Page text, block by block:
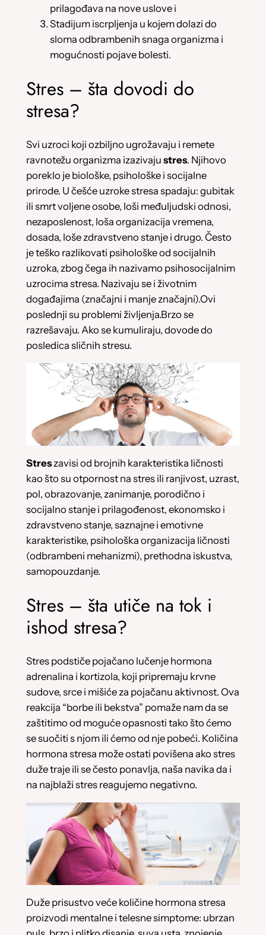
prilagođava na nove uslove i
Stadijum iscrpljenja u kojem dolazi do
sloma odbrambenih snaga organizma i
mogućnosti pojave bolesti.
Stres – šta dovodi do
stresa?
Svi uzroci koji ozbiljno ugrožavaju i remete
ravnotežu organizma izazivaju stres. Njihovo
poreklo je biološke, psihološke i socijalne
prirode. U češće uzroke stresa spadaju: gubitak
ili smrt voljene osobe, loši međuljudski odnosi,
nezaposlenost, loša organizacija vremena,
dosada, loše zdravstveno stanje i drugo. Često
je teško razlikovati psihološke od socijalnih
uzroka, zbog čega ih nazivamo psihosocijalnim
uzrocima stresa. Nazivaju se i životnim
događajima (značajni i manje značajni).Ovi
poslednji su problemi življenja.Brzo se
razrešavaju. Ako se kumuliraju, dovode do
posledica sličnih stresu.
Streszavisi od brojnih karakteristika ličnosti
kao što su otpornost na stres ili ranjivost, uzrast,
pol, obrazovanje, zanimanje, porodično i
socijalno stanje i prilagođenost, ekonomsko i
zdravstveno stanje, saznajne i emotivne
karakteristike, psihološka organizacija ličnosti
(odbrambeni mehanizmi), prethodna iskustva,
samopouzdanje.
Stres – šta utiče na tok i
ishod stresa?
Stres podstiče pojačano lučenje hormona
adrenalina i kortizola, koji pripremaju krvne
sudove, srce i mišiće za pojačanu aktivnost. Ova
reakcija “borbe ili bekstva” pomaže nam da se
zaštitimo od moguće opasnosti tako što ćemo
se suočiti s njom ili ćemo od nje pobeći. Količina
hormona stresa može ostati povišena ako stres
duže traje ili se često ponavlja, naša navika da i
na najblaži stres reagujemo negativno.
Duže prisustvo veće količine hormona stresa
proizvodi mentalne i telesne simptome: ubrzan